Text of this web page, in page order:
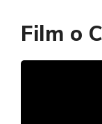
Film o